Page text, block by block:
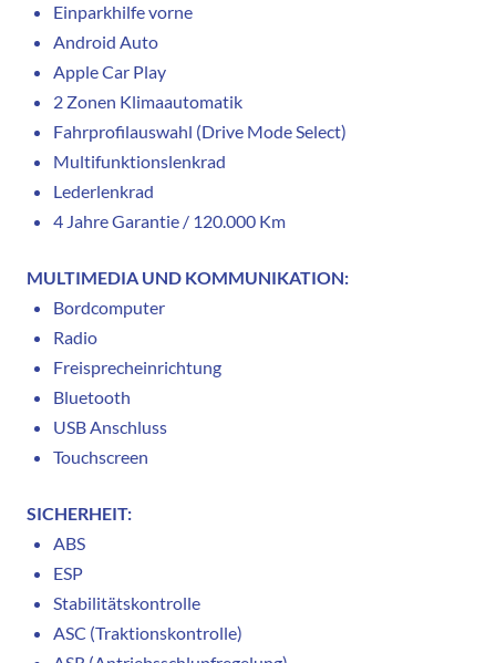
Einparkhilfe vorne
Android Auto
Apple Car Play
2 Zonen Klimaautomatik
Fahrprofilauswahl (Drive Mode Select)
Multifunktionslenkrad
Lederlenkrad
4 Jahre Garantie / 120.000 Km
MULTIMEDIA UND KOMMUNIKATION:
Bordcomputer
Radio
Freisprecheinrichtung
Bluetooth
USB Anschluss
Touchscreen
SICHERHEIT:
ABS
ESP
Stabilitätskontrolle
ASC (Traktionskontrolle)